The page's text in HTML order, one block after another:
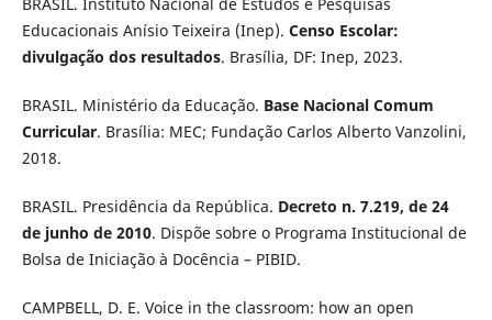
Educacionais Anísio Teixeira (Inep). Censo Escolar:
divulgação dos resultados. Brasília, DF: Inep, 2023.
BRASIL. Ministério da Educação. Base Nacional Comum
Curricular. Brasília: MEC; Fundação Carlos Alberto Vanzolini,
2018.
BRASIL. Presidência da República. Decreto n. 7.219, de 24
de junho de 2010. Dispõe sobre o Programa Institucional de
Bolsa de Iniciação à Docência – PIBID.
CAMPBELL, D. E. Voice in the classroom: how an open